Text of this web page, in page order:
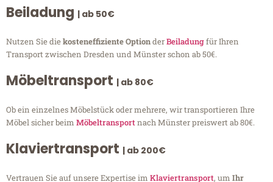
Beiladung | ab 50€
Nutzen Sie diekosteneffiziente OptionderBeiladungfür Ihren
Transport zwischen Dresden und Münster schon ab 50€.
Möbeltransport | ab 80€
Ob ein einzelnes Möbelstück oder mehrere, wir transportieren Ihre
Möbel sicher beim Möbeltransportnach Münster preiswert ab 80€.
Klaviertransport | ab 200€
Vertrauen Sie auf unsere Expertise im Klaviertransport, um Ihr